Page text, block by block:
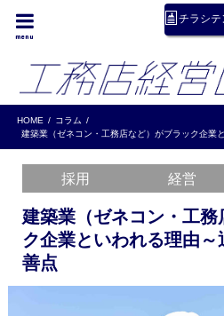
チラシテ
menu
HOME
コラム
建築業（ゼネコン・工務店など）がブラック企業
採用 経営
建築業（ゼネコン・工務
ク企業といわれる理由
善点